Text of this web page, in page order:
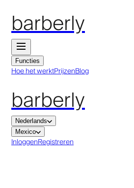
barberly
Functies
Hoe het werktPrijzenBlog
barberly
Nederlands
Mexico
InloggenRegistreren